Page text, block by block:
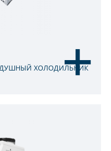
ХОЛОДИЛЬНИК